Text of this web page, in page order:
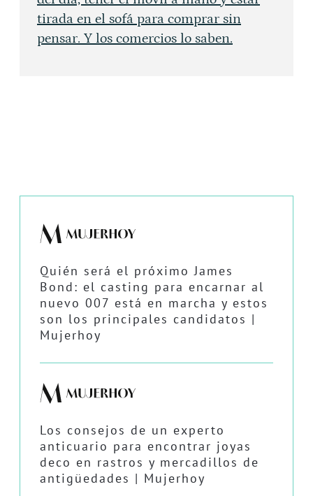
tirada en el sofá para comprar sin
pensar. Y los comercios lo saben.
Quién será el próximo James
Bond: el casting para encarnar al
nuevo 007 está en marcha y estos
son los principales candidatos |
Mujerhoy
Los consejos de un experto
anticuario para encontrar joyas
deco en rastros y mercadillos de
antigüedades | Mujerhoy